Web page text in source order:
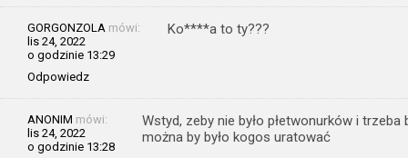
GORGONZOLA mówi:
lis 24, 2022
o godzinie 13:29
Odpowiedz
Ko****a to ty???
ANONIM mówi:
lis 24, 2022
o godzinie 13:28
Wstyd, zeby nie było płetwonurków i
można by było kogos uratować